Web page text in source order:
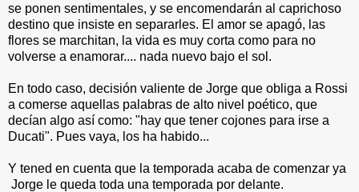
se ponen sentimentales, y se encomendarán al caprichoso
destino que insiste en separarles. El amor se apagó, las
flores se marchitan, la vida es muy corta como para no
volverse a enamorar.... nada nuevo bajo el sol.
En todo caso, decisión valiente de Jorge que obliga a Rossi
a comerse aquellas palabras de alto nivel poético, que
decían algo así como: "hay que tener cojones para irse a
Ducati". Pues vaya, los ha habido...
Y tened en cuenta que la temporada acaba de comenzar ya
Jorge le queda toda una temporada por delante.